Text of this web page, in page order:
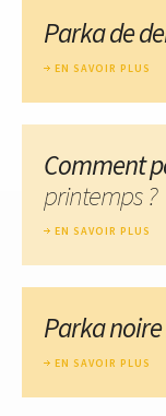
Parka de
EN SAVOIR PLUS
Comment
printemps ?
EN SAVOIR PLUS
Parka noire
EN SAVOIR PLUS